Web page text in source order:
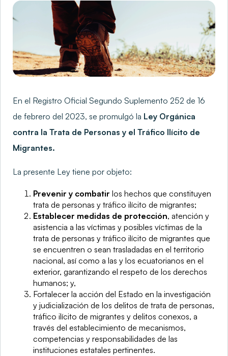
En el Registro Oficial Segundo Suplemento 252 de 16
de febrero del 2023, se promulgó la Ley Orgánica
contra la Trata de Personas y el Tráfico Ilícito de
Migrantes.
La presente Ley tiene por objeto:
Prevenir y combatir los hechos que constituyen
trata de personas y tráfico ilícito de migrantes;
Establecer medidas de protección, atención y
asistencia a las víctimas y posibles víctimas de la
trata de personas y tráfico ilícito de migrantes que
se encuentren o sean trasladadas en el territorio
nacional, así como a las y los ecuatorianos en el
exterior, garantizando el respeto de los derechos
humanos; y,
Fortalecer la acción del Estado en la investigación
y judicialización de los delitos de trata de personas,
tráfico ilícito de migrantes y delitos conexos, a
través del establecimiento de mecanismos,
competencias y responsabilidades de las
instituciones estatales pertinentes.